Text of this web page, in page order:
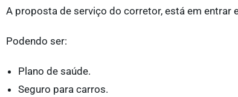
A proposta de serviço do corretor, está em
Podendo ser:
Plano de saúde.
Seguro para carros.